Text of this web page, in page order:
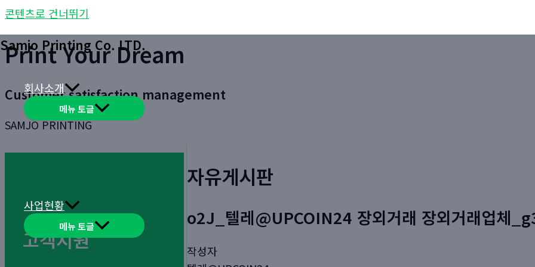
콘텐츠로 건너뛰기
Samjo Printing Co. LTD.
회사소개
메뉴 토글
사업현황
메뉴 토글
Print Your Dream
Customer satisfaction management
SAMJO PRINTING
고객지원
자유게시판
o2J_텔레@UPCOIN24 장외거래 장외거래업체
작성자